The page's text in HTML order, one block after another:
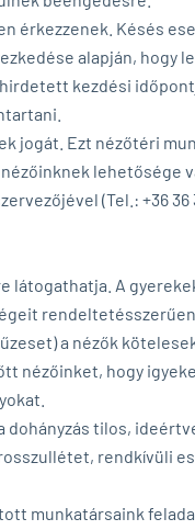
érkezzenek. Késés
alapján,
kezdési
jogát. Ezt nézőtéri
lehetősége
(Tel.: +36
látogathatja. A
a nézők
nézőinket, hogy
tilos,
rendkívüli
munkatársaink